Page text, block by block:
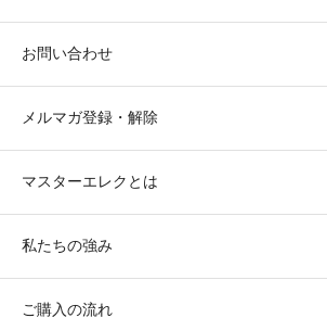
お問い合わせ
メルマガ登録・解除
マスターエレクとは
私たちの強み
ご購入の流れ